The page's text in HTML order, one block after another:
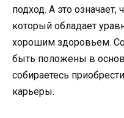
подход. А это
который обладает
хорошим здоровьем.
быть положены в
собираетесь
карьеры.